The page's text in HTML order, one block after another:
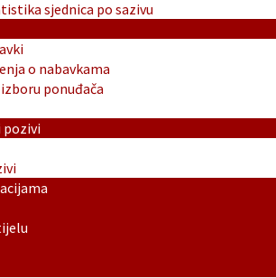
sjednica po sazivu
o nabavkama
ponuđača
pozivi